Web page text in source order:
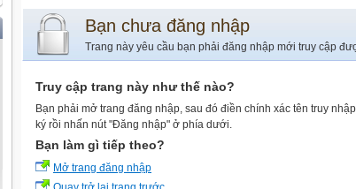
Bạn chưa đăng nhập
Trang này yêu cầu bạn phải đăng nhập mới truy cập
Truy cập trang này như thế nào?
Bạn phải mở trang đăng nhập, sau đó điền chính xác tên truy
ký rồi nhấn nút "Đăng nhập" ở phía dưới.
Bạn làm gì tiếp theo?
Mở trang đăng nhập